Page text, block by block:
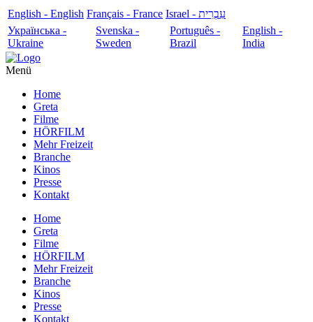
English - English Français - France
עִבְרִית - Israel
Українська -
Ukraine
Svenska -
Sweden
Português -
Brazil
English -
India
Menü
Home
Greta
Filme
HÖRFILM
Mehr Freizeit
Branche
Kinos
Presse
Kontakt
Home
Greta
Filme
HÖRFILM
Mehr Freizeit
Branche
Kinos
Presse
Kontakt